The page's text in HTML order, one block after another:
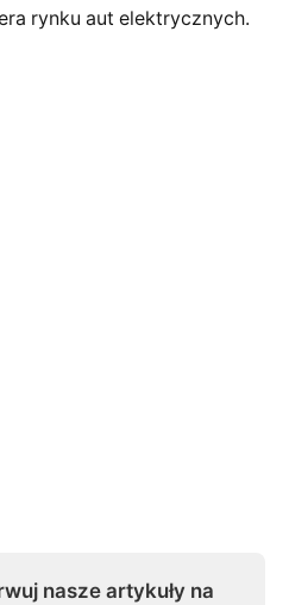
rynku aut elektrycznych.
nasze artykuły na